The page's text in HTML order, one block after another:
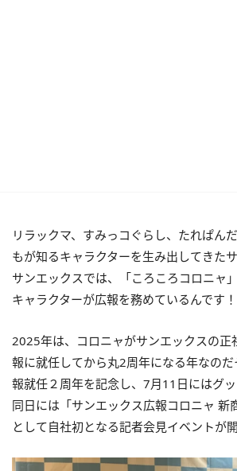
リラックマ、すみっコぐらし、たれぱん
もが知るキャラクターを生み出してきた
サンエックスでは、「ころころコロニャ
キャラクターが広報を務めているんです！
2025年は、コロニャがサンエックスの正
報に就任してから丸2周年になる年なの
報就任２周年を記念し、7月11日にはグ
同日には「サンエックス広報コロニャ 新
として自社初となる記者会見イベントが